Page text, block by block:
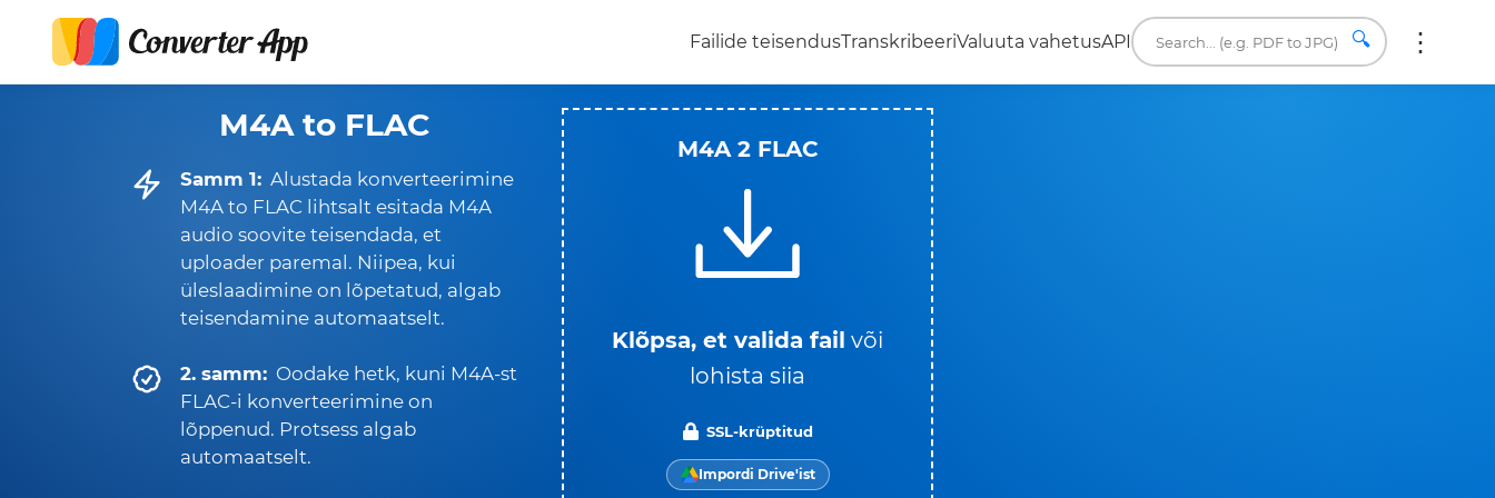
Failide teisendusTranskribeeriValuuta vahetusAPI 🔍
M4A to FLAC
Samm 1: Alustada konverteerimine
M4A to FLAC lihtsalt esitada M4A
audio soovite teisendada, et
uploader paremal. Niipea, kui
üleslaadimine on lõpetatud, algab
teisendamine automaatselt.
2. samm: Oodake hetk, kuni M4A-st
FLAC-i konverteerimine on
lõppenud. Protsess algab
automaatselt.
M4A 2 FLAC
Klõpsa, et valida fail või
lohista siia
SSL-krüptitud
Impordi Drive'ist